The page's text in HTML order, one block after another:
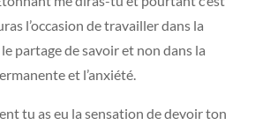
l’occasion de travailler dans la
partage de savoir et non dans la
et l’anxiété.
tu as eu la sensation de devoir ton